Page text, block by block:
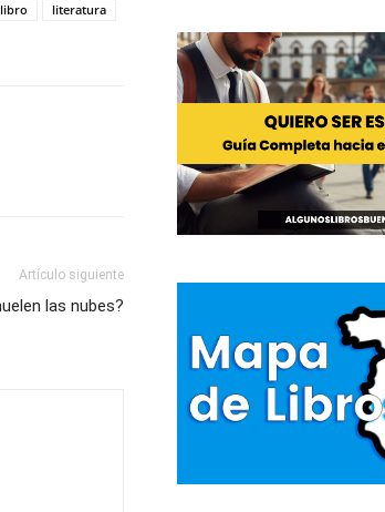
libro
literatura
Artículo siguiente
las nubes?